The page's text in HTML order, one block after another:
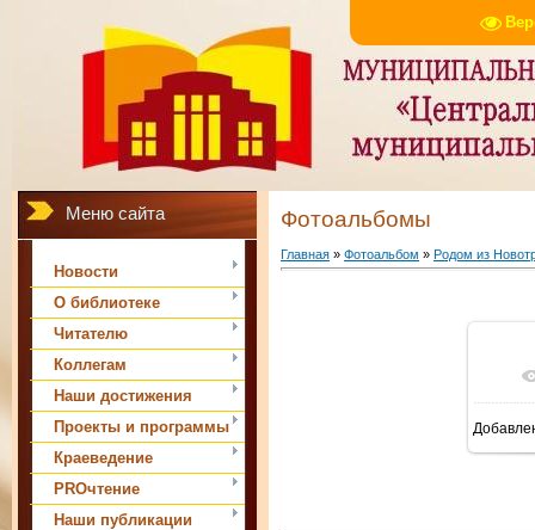
Меню сайта
Новости
О библиотеке
Читателю
Коллегам
Наши достижения
Проекты и программы
Краеведение
PROчтение
Наши публикации
Фотоальбомы
Главная » Фотоальбом » Родом из